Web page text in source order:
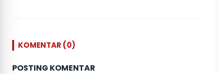
KOMENTAR (0)
POSTING KOMENTAR